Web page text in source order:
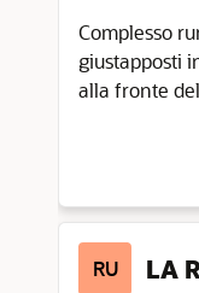
Complesso
giustapposti
alla fronte
RU LA